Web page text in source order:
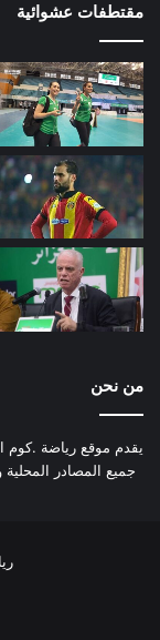
مقتطفات عشوائية
من نحن
يقدم موقع رياضة .كوم
جميع المصادر المحلية